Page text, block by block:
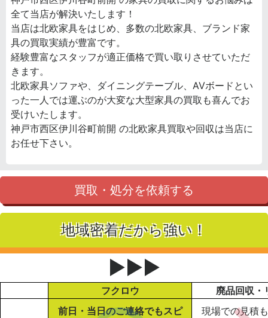
全て当店が解決いたします！
当店は北欧家具をはじめ、多数の北欧家具、ブランド家
具の買取実績が豊富です。
経験豊富なスタッフが適正価格で買い取りさせていただ
きます。
北欧家具ソファや、ダイニングテーブル、AVボードとい
った一人では運ぶのが大変な大型家具の買取も喜んでお
受けいたします。
神戸市西区伊川谷町前開 の北欧家具買取や回収は当店に
お任せ下さい。
買取・処分を依頼する
地域密着だから強い！
▶▶▶
フクロウ 廃品回収・
前日・当日のご連絡でもスピ
現場での見積